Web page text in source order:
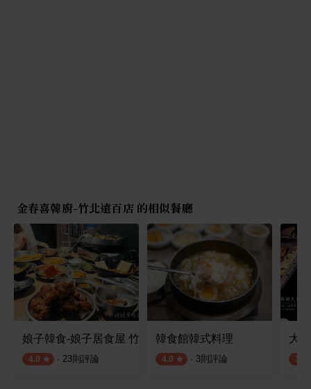
金春喜韓廚-竹北遠百店 的相似餐廳
娘子韓食-娘子居食屋 竹北店
4.0 · 23則評論
韓食館韓式料理
4.0 · 3則評論
大
3.5